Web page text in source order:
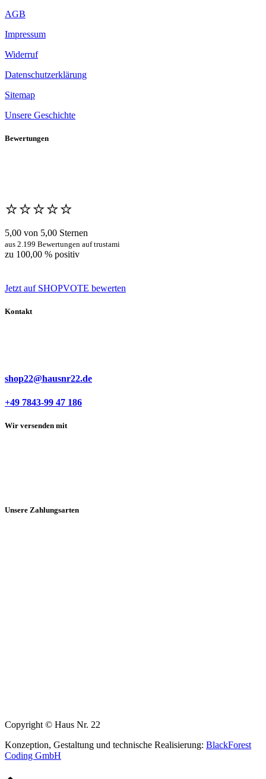
AGB
Impressum
Widerruf
Datenschutzerklärung
Sitemap
Unsere Geschichte
Bewertungen
⭐️⭐️⭐️⭐️⭐️
5,00 von 5,00 Sternen
aus 2.199 Bewertungen auf trustami
zu 100,00 % positiv
Jetzt auf SHOPVOTE bewerten
Kontakt
shop22@hausnr22.de
+49 7843-99 47 186
Wir versenden mit
Unsere Zahlungsarten
Copyright © Haus Nr. 22
Konzeption, Gestaltung und technische Realisierung: BlackForest
Coding GmbH